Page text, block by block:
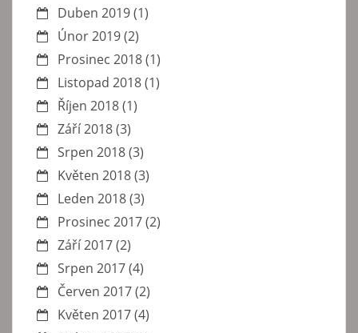
Duben 2019(1)
Únor 2019(2)
Prosinec 2018(1)
Listopad 2018(1)
Říjen 2018(1)
Září 2018(3)
Srpen 2018(3)
Květen 2018(3)
Leden 2018(3)
Prosinec 2017(2)
Září 2017(2)
Srpen 2017(4)
Červen 2017(2)
Květen 2017(4)